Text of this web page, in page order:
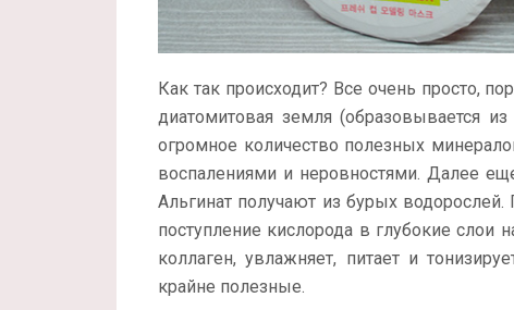
Как так происходит? Все очень просто,
диатомитовая земля (образовывается
огромное количество полезных
воспалениями и неровностями. Далее
Альгинат получают из бурых
поступление кислорода в глубокие
коллаген, увлажняет, питает и
крайне полезные.